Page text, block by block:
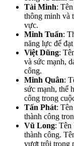
Tài Minh:
thông minh và
vực.
Minh Tuấn:
năng lực để
Việt Dũng:
và sức mạnh,
công.
Minh Quân:
sức mạnh, thể
công trong
Tấn Phát:
thành công
Vũ Long: Tên
thành công.
vượt trội trong